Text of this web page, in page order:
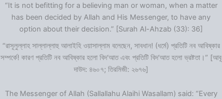
“It is not befitting for a believing man or woman, when a matter
has been decided by Allah and His Messenger, to have any
option about their decision.” [Surah Al-Ahzab (33): 36]
“রাসূলুল্লাহ সাল্লাল্লাহু আলাইহি ওয়াসাল্লাম বলেছেন, সাবধান! (ধর্মে) প্রতিটি নব আবিষ্কার
সম্পর্কে! কারণ প্রতিটি নব আবিষ্কার হলো বিদ‘আত এবং প্রতিটি বিদ‘আত হলো ভ্রষ্টতা।” [আবূ
দাউদ: ৪৬০৭; তিরমিজী: ২৬৭৬]
The Messenger of Allah (Sallallahu Alaihi Wasallam) said: “Every